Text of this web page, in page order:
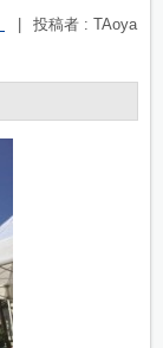
投稿者 : TAoya